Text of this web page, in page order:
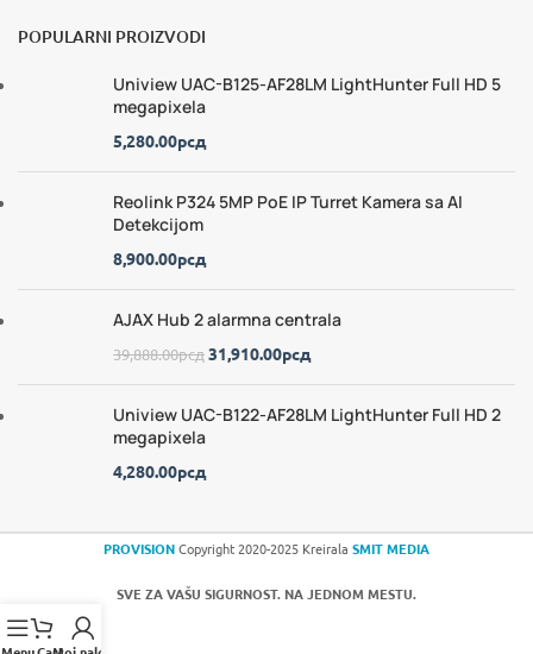
POPULARNI PROIZVODI
Uniview UAC-B125-AF28LM LightHunter Full HD 5
megapixela
5,280.00рсд
Reolink P324 5MP PoE IP Turret Kamera sa AI
Detekcijom
8,900.00рсд
AJAX Hub 2 alarmna centrala
39,888.00рсд31,910.00рсд
Uniview UAC-B122-AF28LM LightHunter Full HD 2
megapixela
4,280.00рсд
PROVISIONCopyright 2020-2025 Kreirala SMIT MEDIA
SVE ZA VAŠU SIGURNOST. NA JEDNOM MESTU.